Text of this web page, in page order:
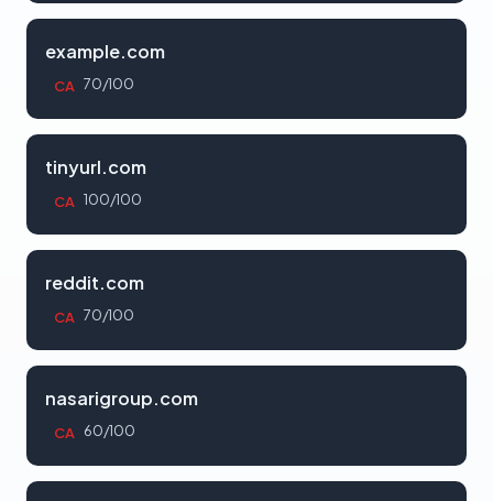
example.com
CA 70/100
tinyurl.com
CA 100/100
reddit.com
CA 70/100
nasarigroup.com
CA 60/100